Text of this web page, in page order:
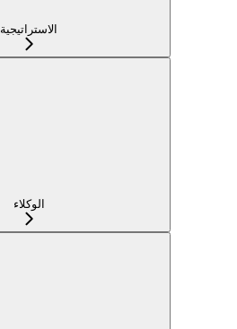
الاستراتيجية
الوكلاء